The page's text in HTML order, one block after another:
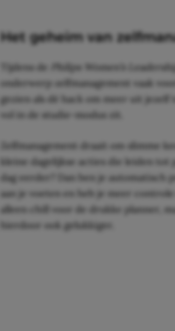
Het geheim van
Tijdens de Philips Women’s
onderwerp zelfmanagement vaak
gezien als dé hack om meer uit jezelf
vol in de studie-modus zit.
Zelfmanagement draait om slimme
kleine dagelijkse acties die leiden tot
dag eerder? Dan ben je
aan je voeten en heb je meer
alleen chill voor de drukke planner,
hierdoor ook gelukkiger.